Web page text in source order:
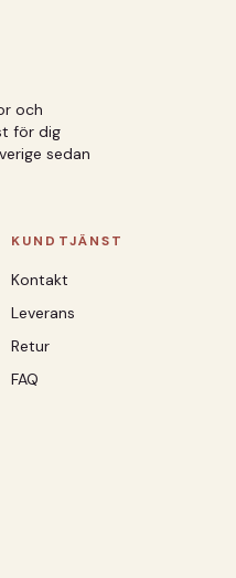
och
för dig
sedan
KUNDTJÄNST
Kontakt
Leverans
Retur
FAQ